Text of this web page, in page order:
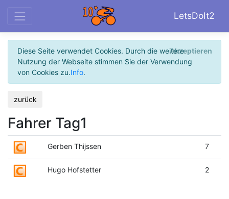
LetsDoIt2
Diese Seite verwendet Cookies. Durch die weitere
Nutzung der Webseite stimmen Sie der Verwendung
von Cookies zu.Info.
Akzeptieren
zurück
Fahrer Tag1
Gerben Thijssen 7
Hugo Hofstetter 2